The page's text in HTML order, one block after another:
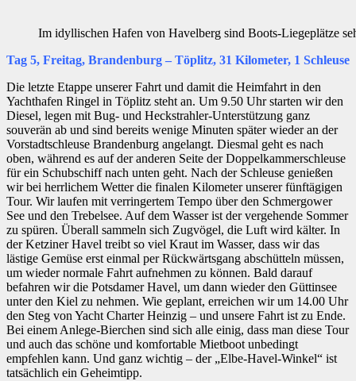
Im idyllischen Hafen von Havelberg sind Boots-Liegeplätze
Tag 5, Freitag, Brandenburg – Töplitz, 31 Kilometer, 1 Schleuse
Die letzte Etappe unserer Fahrt und damit die Heimfahrt in den
Yachthafen Ringel in Töplitz steht an. Um 9.50 Uhr starten wir den
Diesel, legen mit Bug- und Heckstrahler-Unterstützung ganz
souverän ab und sind bereits wenige Minuten später wieder an der
Vorstadtschleuse Brandenburg angelangt. Diesmal geht es nach
oben, während es auf der anderen Seite der Doppelkammerschleuse
für ein Schubschiff nach unten geht. Nach der Schleuse genießen
wir bei herrlichem Wetter die finalen Kilometer unserer fünftägigen
Tour. Wir laufen mit verringertem Tempo über den Schmergower
See und den Trebelsee. Auf dem Wasser ist der vergehende Sommer
zu spüren. Überall sammeln sich Zugvögel, die Luft wird kälter. In
der Ketziner Havel treibt so viel Kraut im Wasser, dass wir das
lästige Gemüse erst einmal per Rückwärtsgang abschütteln müssen,
um wieder normale Fahrt aufnehmen zu können. Bald darauf
befahren wir die Potsdamer Havel, um dann wieder den Güttinsee
unter den Kiel zu nehmen. Wie geplant, erreichen wir um 14.00 Uhr
den Steg von Yacht Charter Heinzig – und unsere Fahrt ist zu Ende.
Bei einem Anlege-Bierchen sind sich alle einig, dass man diese Tour
und auch das schöne und komfortable Mietboot unbedingt
empfehlen kann. Und ganz wichtig – der „Elbe-Havel-Winkel“ ist
tatsächlich ein Geheimtipp.